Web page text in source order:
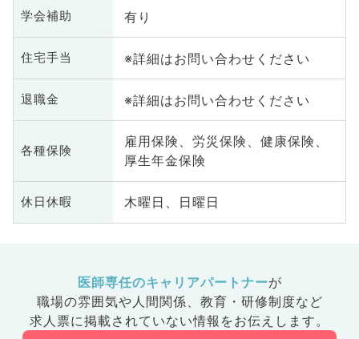
学会補助 有り
住宅手当 ※詳細はお問い合わせください
退職金 ※詳細はお問い合わせください
各種保険
雇用保険、労災保険、健康保険、
厚生年金保険
休日休暇 木曜日、日曜日
医師専任のキャリアパートナーが
職場の雰囲気や人間関係、 教育・研修制度など
求人票に掲載されていない情報をお伝えします。